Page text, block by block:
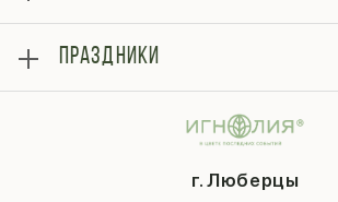
г. Люберцы
Отзывы
Блог
Гарантии
Контакты
Букеты
Композиции
ПРАЗДНИКИ